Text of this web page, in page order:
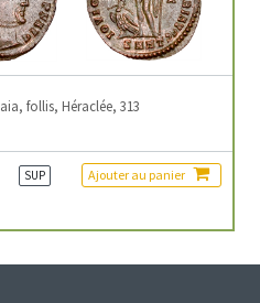
follis, Héraclée, 313
SUP Ajouter au panier